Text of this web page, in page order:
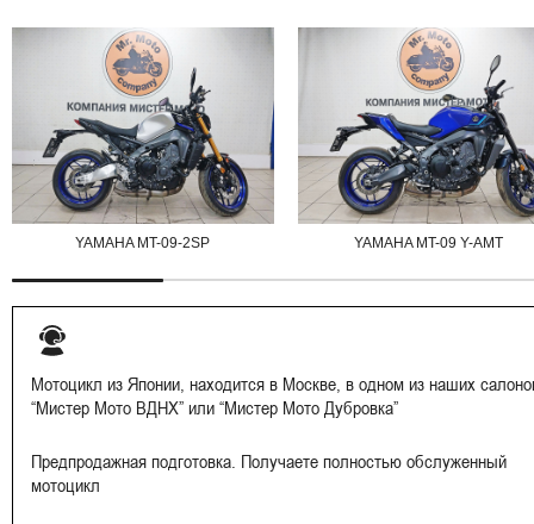
YAMAHA MT-09-2SP YAMAHA MT-09 Y-AMT
Мотоцикл из Японии, находится в Москве, в одном из наших
“Мистер Мото ВДНХ” или “Мистер Мото Дубровка”
Предпродажная подготовка. Получаете полностью обслуженный
мотоцикл